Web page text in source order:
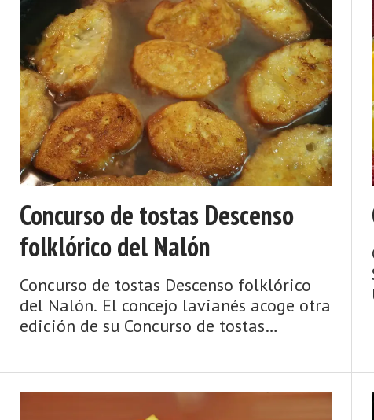
Concurso de tostas Descenso
folklórico del Nalón
Concurso de tostas Descenso folklórico
del Nalón. El concejo lavianés acoge otra
edición de su Concurso de tostas